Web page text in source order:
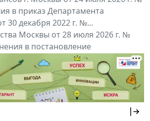
в приказ Департамента
30 декабря 2022 г. №...
Москвы от 28 июля 2026 г. №
в постановление
июля 2011 г. № 334-ПП"
Мой регион ...